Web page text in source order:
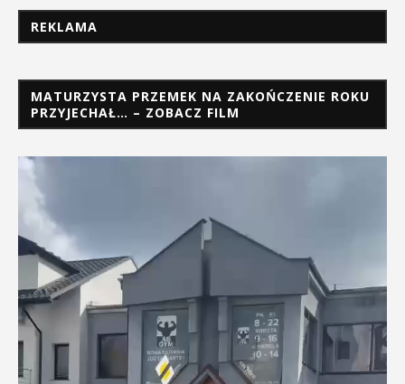
REKLAMA
MATURZYSTA PRZEMEK NA ZAKOŃCZENIE ROKU
PRZYJECHAŁ… – ZOBACZ FILM
Odtwarzacz